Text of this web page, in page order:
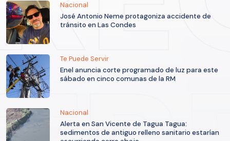
Nacional
José Antonio Neme protagoniza accidente de
tránsito en Las Condes
Te Puede Servir
Enel anuncia corte programado de luz para este
sábado en cinco comunas de la RM
Nacional
Alerta en San Vicente de Tagua Tagua:
sedimentos de antiguo relleno sanitario estarían